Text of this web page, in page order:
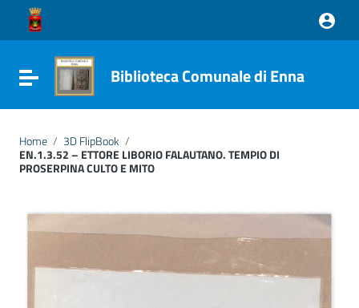
Vai ai contenuti
Vai al menu di navigazione
Vai al footer
Attiva / disattiva la navigazione
Biblioteca Comunale di Enna
Home / 3D FlipBook /
EN.1.3.52 – ETTORE LIBORIO FALAUTANO. TEMPIO DI
PROSERPINA CULTO E MITO